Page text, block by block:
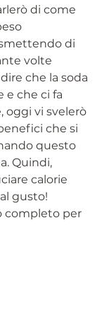
di come
di
volte
che la soda
e che ci fa
oggi vi svelerò
che si
questo
Quindi,
calorie
gusto!
completo per